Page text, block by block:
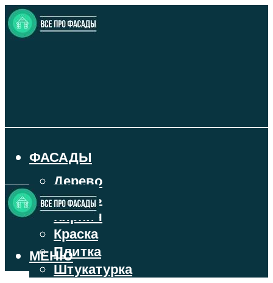
ФАСАДЫ
Дерево
Камень
Кирпич
Краска
Плитка
Штукатурка
МЕНЮ